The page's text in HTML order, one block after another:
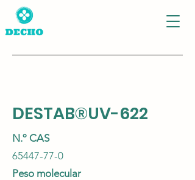
DESTAB®UV-622
N.º CAS
65447-77-0
Peso molecular